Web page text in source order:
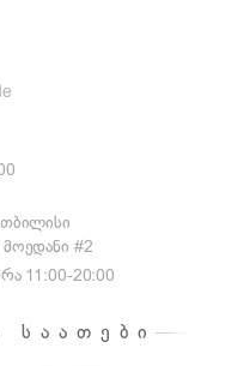
#2
11:00-20:00
ᲡᲐᲐᲗᲔᲑᲘ